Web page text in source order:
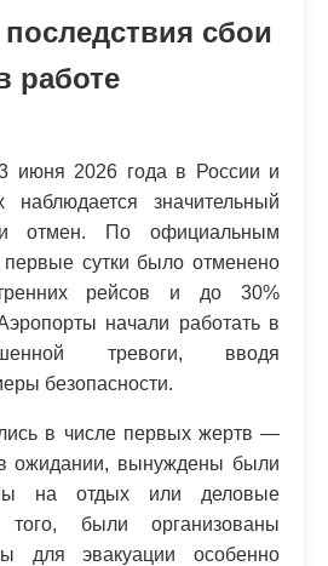
сбои
работе
июня 2026 года в России и
наблюдается значительный
отмен. По официальным
сутки было отменено
рейсов и до 30%
начали работать в
тревоги, вводя
безопасности.
в числе первых жертв —
ожидании, вынуждены были
на отдых или деловые
были организованы
для эвакуации особенно